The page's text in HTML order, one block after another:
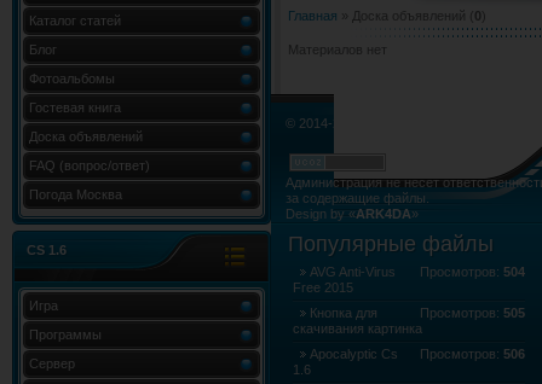
Каталог статей
Блог
Фотоальбомы
Гостевая книга
Доска объявлений
FAQ (вопрос/ответ)
Погода Москва
CS 1.6
Игра
Программы
Сервер
Главная » Доска объявлений ( 0 )
Материалов нет
© 2014-2015. Все права не нарушены.
Администрация не несёт
за содержащие файлы.
Design by «ARK4DA»
Популярные файлы
Просмотров: 504
AVG Anti-Virus
Free 2015
Просмотров: 505
Кнопка для
скачивания картинка
Просмотров: 506
Apocalyptic Cs
1.6